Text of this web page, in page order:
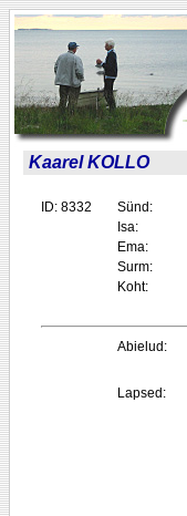
Kaarel KOLLO
ID: 8332 Sünd:
Isa:
Ema:
Surm:
Koht:
Abielud:
Lapsed: